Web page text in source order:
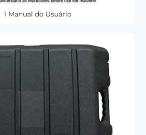
1 Manual do Usuário